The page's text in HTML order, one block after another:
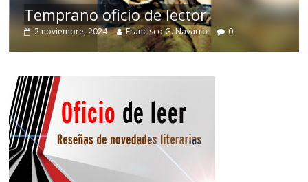
Temprano oficio de lector
2 noviembre, 2024 Francisco G. Navarro 0